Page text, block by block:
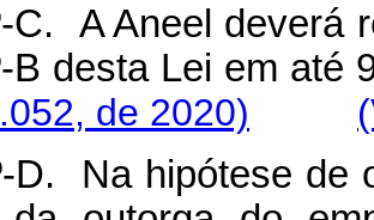
C. A Aneel deverá
B desta Lei em
de 2020)
D. Na hipótese de